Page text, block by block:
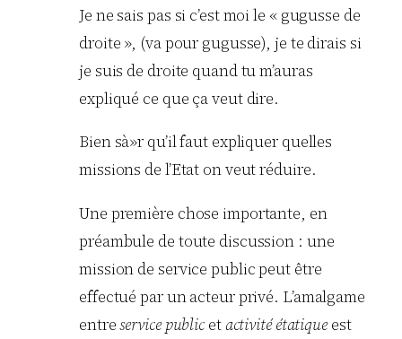
Je ne sais pas si c’est moi le « gugusse de
droite », (va pour gugusse), je te dirais si
je suis de droite quand tu m’auras
expliqué ce que ça veut dire.
Bien sà»r qu’il faut expliquer quelles
missions de l’Etat on veut réduire.
Une première chose importante, en
préambule de toute discussion : une
mission de service public peut être
effectué par un acteur privé. L’amalgame
entreservice public etactivité étatiqueest